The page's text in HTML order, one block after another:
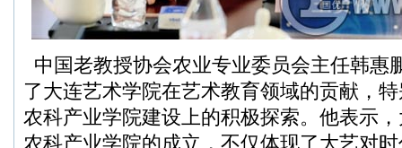
中国老教授协会农业专业委员会主任韩惠
了大连艺术学院在艺术教育领域的贡献，
农科产业学院建设上的积极探索。他表示
农科产业学院的成立，不仅体现了大艺对